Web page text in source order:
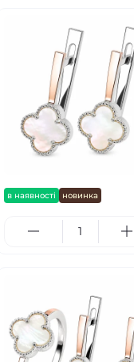
в наявності новинка